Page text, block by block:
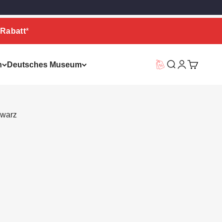
*
Deutsches Museum Vorteilswelt
Suche